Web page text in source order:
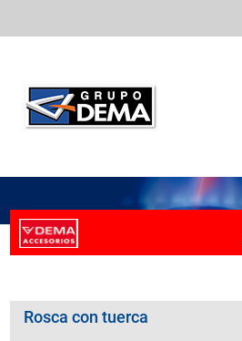
CATEGORÍAS
Rosca con tuerca